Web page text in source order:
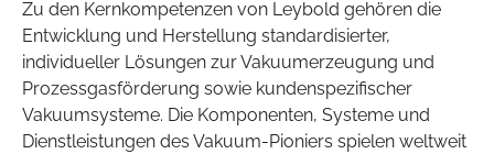
Zu den Kernkompetenzen von Leybold gehören die
Entwicklung und Herstellung standardisierter,
individueller Lösungen zur Vakuumerzeugung und
Prozessgasförderung sowie kundenspezifischer
Vakuumsysteme. Die Komponenten, Systeme und
Dienstleistungen des Vakuum-Pioniers spielen weltweit